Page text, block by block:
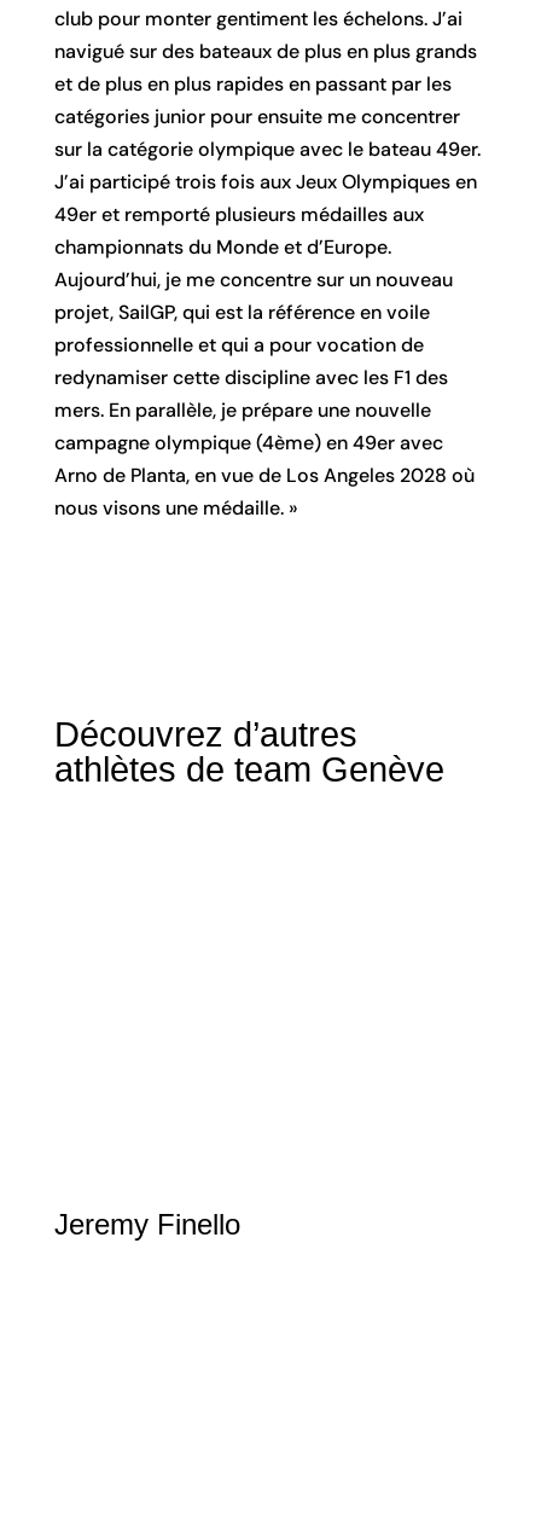
club pour monter gentiment les échelons. J’ai
navigué sur des bateaux de plus en plus grands
et de plus en plus rapides en passant par les
catégories junior pour ensuite me concentrer
sur la catégorie olympique avec le bateau 49er.
J’ai participé trois fois aux Jeux Olympiques en
49er et remporté plusieurs médailles aux
championnats du Monde et d’Europe.
Aujourd’hui, je me concentre sur un nouveau
projet, SailGP, qui est la référence en voile
professionnelle et qui a pour vocation de
redynamiser cette discipline avec les F1 des
mers. En parallèle, je prépare une nouvelle
campagne olympique (4ème) en 49er avec
Arno de Planta, en vue de Los Angeles 2028 où
nous visons une médaille. »
Découvrez d’autres
athlètes de team Genève
Jeremy Finello